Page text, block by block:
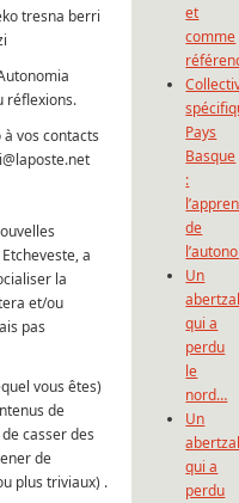
tresna berri
réflexions.
à vos contacts
a
la
et/ou
pas
vous êtes)
de
casser des
de
plus triviaux) .
et
comme
Pays
Basque
:
de
Un
qui a
perdu
le
nord…
Un
qui a
perdu